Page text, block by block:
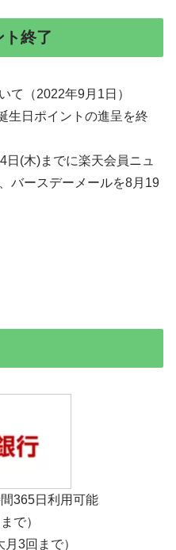
終了
て（2022年9月1日）
生日ポイントの進呈を終
日(木)までに楽天会員ニュ
バースデーメールを8月19
365日利用可能
で）
3回まで）